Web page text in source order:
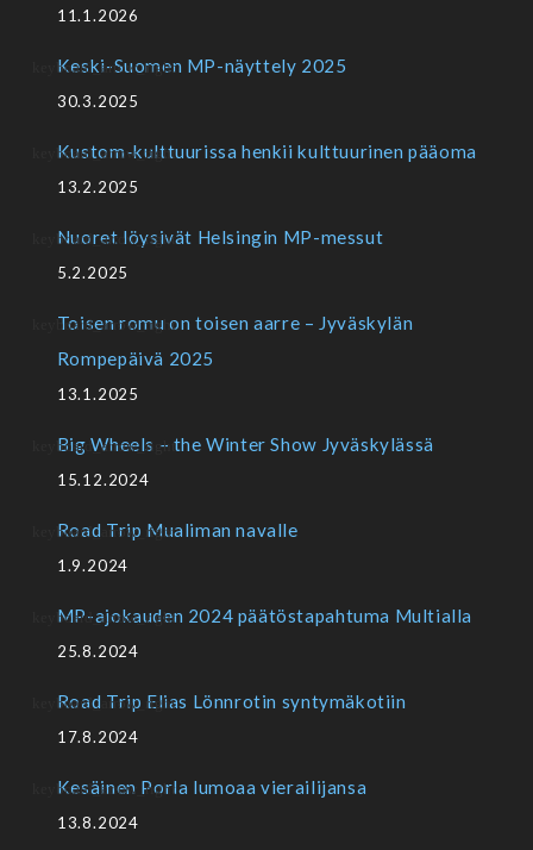
11.1.2026
Keski-Suomen MP-näyttely 2025
30.3.2025
Kustom-kulttuurissa henkii kulttuurinen pääoma
13.2.2025
Nuoret löysivät Helsingin MP-messut
5.2.2025
Toisen romu on toisen aarre – Jyväskylän
Rompepäivä 2025
13.1.2025
Big Wheels – the Winter Show Jyväskylässä
15.12.2024
Road Trip Mualiman navalle
1.9.2024
MP-ajokauden 2024 päätöstapahtuma Multialla
25.8.2024
Road Trip Elias Lönnrotin syntymäkotiin
17.8.2024
Kesäinen Porla lumoaa vierailijansa
13.8.2024